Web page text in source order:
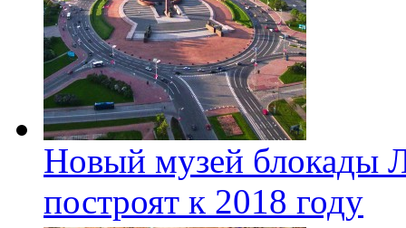
Новый музей блокады
построят к 2018 году